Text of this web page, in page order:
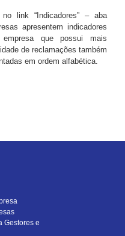
link “Indicadores” – aba
apresentem indicadores
que possui mais
de reclamações também
em ordem alfabética.
Gestores e